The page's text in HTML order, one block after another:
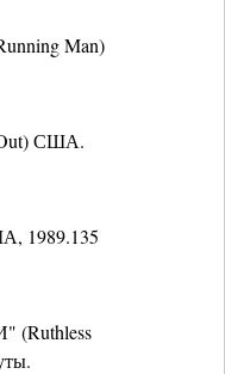
Man)
США.
1989.135